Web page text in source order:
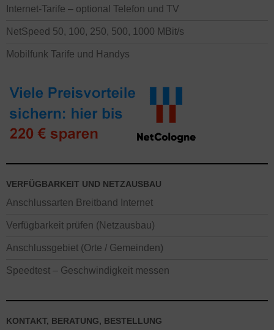
Internet-Tarife – optional Telefon und TV
NetSpeed 50, 100, 250, 500, 1000 MBit/s
Mobilfunk Tarife und Handys
VERFÜGBARKEIT UND NETZAUSBAU
Anschlussarten Breitband Internet
Verfügbarkeit prüfen (Netzausbau)
Anschlussgebiet (Orte / Gemeinden)
Speedtest – Geschwindigkeit messen
KONTAKT, BERATUNG, BESTELLUNG